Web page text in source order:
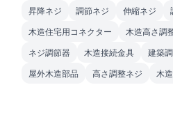
昇降ネジ 調節ネジ 伸縮ネジ
木造住宅用コネクター
木造高さ調
ネジ調節器
木造接続金具 建築
屋外木造部品
高さ調整ネジ 木